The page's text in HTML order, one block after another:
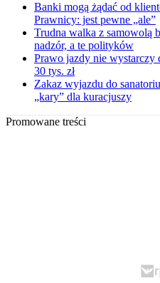
Banki mogą żądać od
Prawnicy: jest pewne „ale”
Trudna walka z
nadzór, a te polityków
Prawo jazdy nie wystarczy
30 tys. zł
Zakaz wyjazdu do
„kary” dla kuracjuszy
Promowane treści